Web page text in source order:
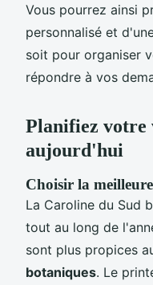
Vous pourrez ainsi
personnalisé et
soit pour organiser
répondre à vos
Planifiez votre
aujourd'hui
Choisir la
La Caroline du Sud
tout au long de
sont plus propices
botaniques. Le